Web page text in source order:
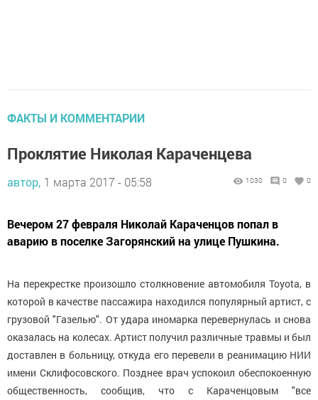
ФАКТЫ И КОММЕНТАРИИ
Проклятие Николая Караченцева
автор, 1 марта 2017 - 05:58 1030 0 0
Вечером 27 февраля Николай Караченцов попал в
аварию в поселке Загорянский на улице Пушкина.
На перекрестке произошло столкновение автомобиля Toyota, в
которой в качестве пассажира находился популярный артист, с
грузовой "Газелью". От удара иномарка перевернулась и снова
оказалась на колесах. Артист получил различные травмы и был
доставлен в больницу, откуда его перевели в реанимацию НИИ
имени Склифосовского. Позднее врач успокоил обеспокоенную
общественность, сообщив, что с Караченцовым "все